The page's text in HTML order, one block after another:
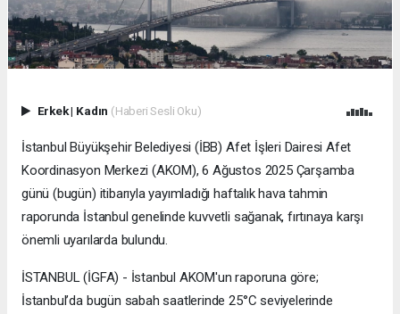
Erkek| Kadın (Haberi Sesli Oku)
İstanbul Büyükşehir Belediyesi (İBB) Afet İşleri Dairesi Afet
Koordinasyon Merkezi (AKOM), 6 Ağustos 2025 Çarşamba
günü (bugün) itibarıyla yayımladığı haftalık hava tahmin
raporunda İstanbul genelinde kuvvetli sağanak, fırtınaya karşı
önemli uyarılarda bulundu.
İSTANBUL (İGFA) - İstanbul AKOM'un raporuna göre;
İstanbul’da bugün sabah saatlerinde 25°C seviyelerinde